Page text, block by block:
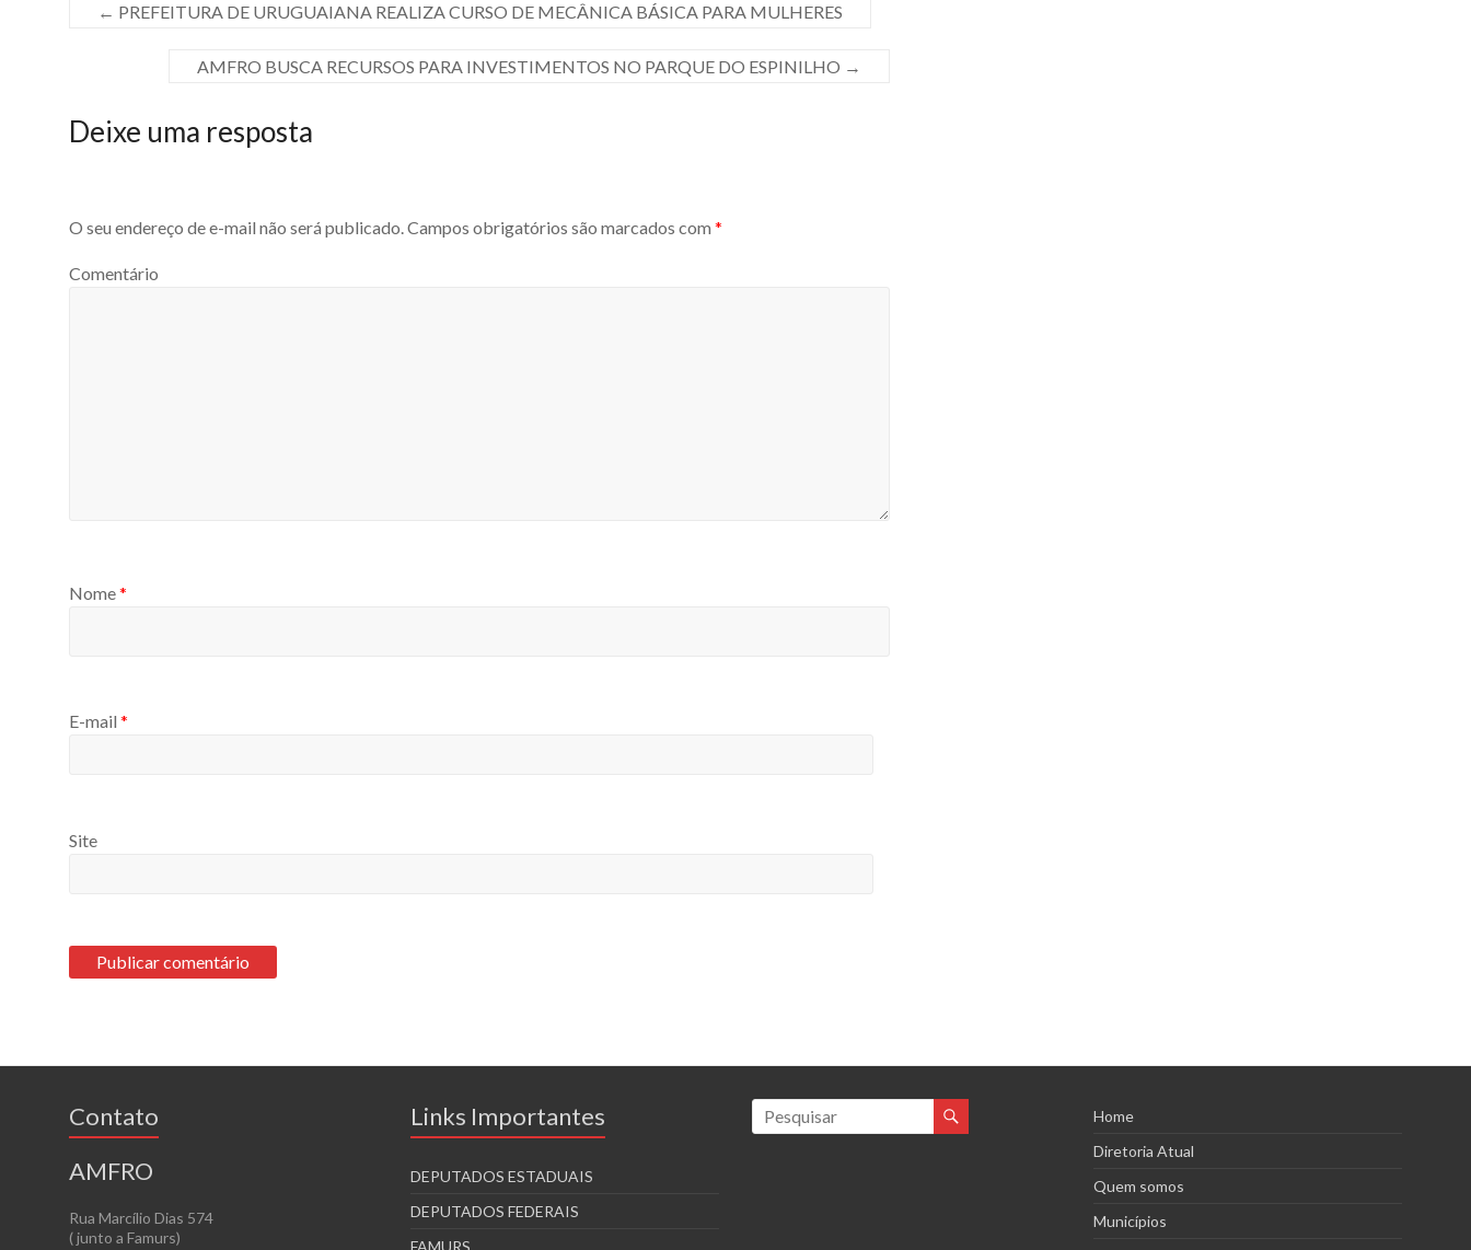
← PREFEITURA DE URUGUAIANA REALIZA CURSO DE MECÂNICA BÁSICA PARA MULHERES
AMFRO BUSCA RECURSOS PARA INVESTIMENTOS NO PARQUE DO ESPINILHO →
Deixe uma resposta
O seu endereço de e-mail não será publicado.Campos obrigatórios são marcados com *
Comentário
Nome*
E-mail *
Site
Contato
AMFRO
Rua Marcílio Dias 574
( junto a Famurs)
Links Importantes
DEPUTADOS ESTADUAIS
DEPUTADOS FEDERAIS
FAMURS
Home
Diretoria Atual
Quem somos
Municípios